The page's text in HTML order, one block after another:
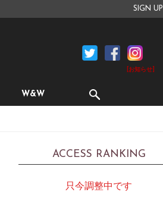
SIGN UP
[お知らせ]
W&W
ACCESS RANKING
只今調整中です